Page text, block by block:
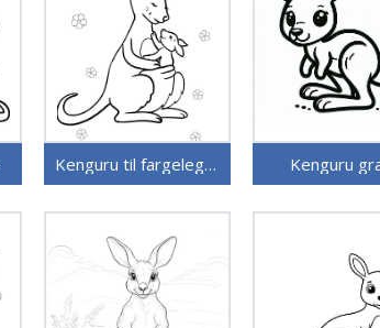
Kenguru til fargelegging Kenguru